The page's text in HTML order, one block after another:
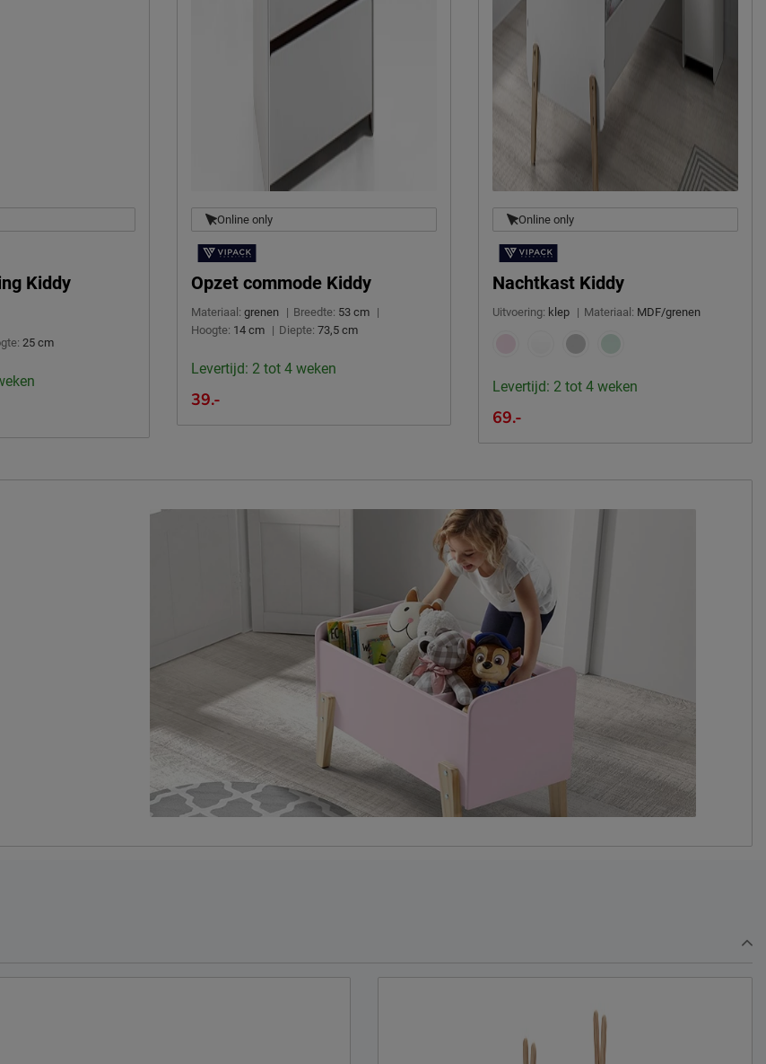
Kiddy
25 cm
Online only
Opzet commode Kiddy
Materiaal: grenen | Breedte: 53 cm |
Hoogte: 14 cm | Diepte: 73,5 cm
Levertijd: 2 tot 4 weken
39.-
Online only
Nachtkast Kiddy
Uitvoering: klep | Materiaal: MDF/grenen
Levertijd: 2 tot 4 weken
69.-